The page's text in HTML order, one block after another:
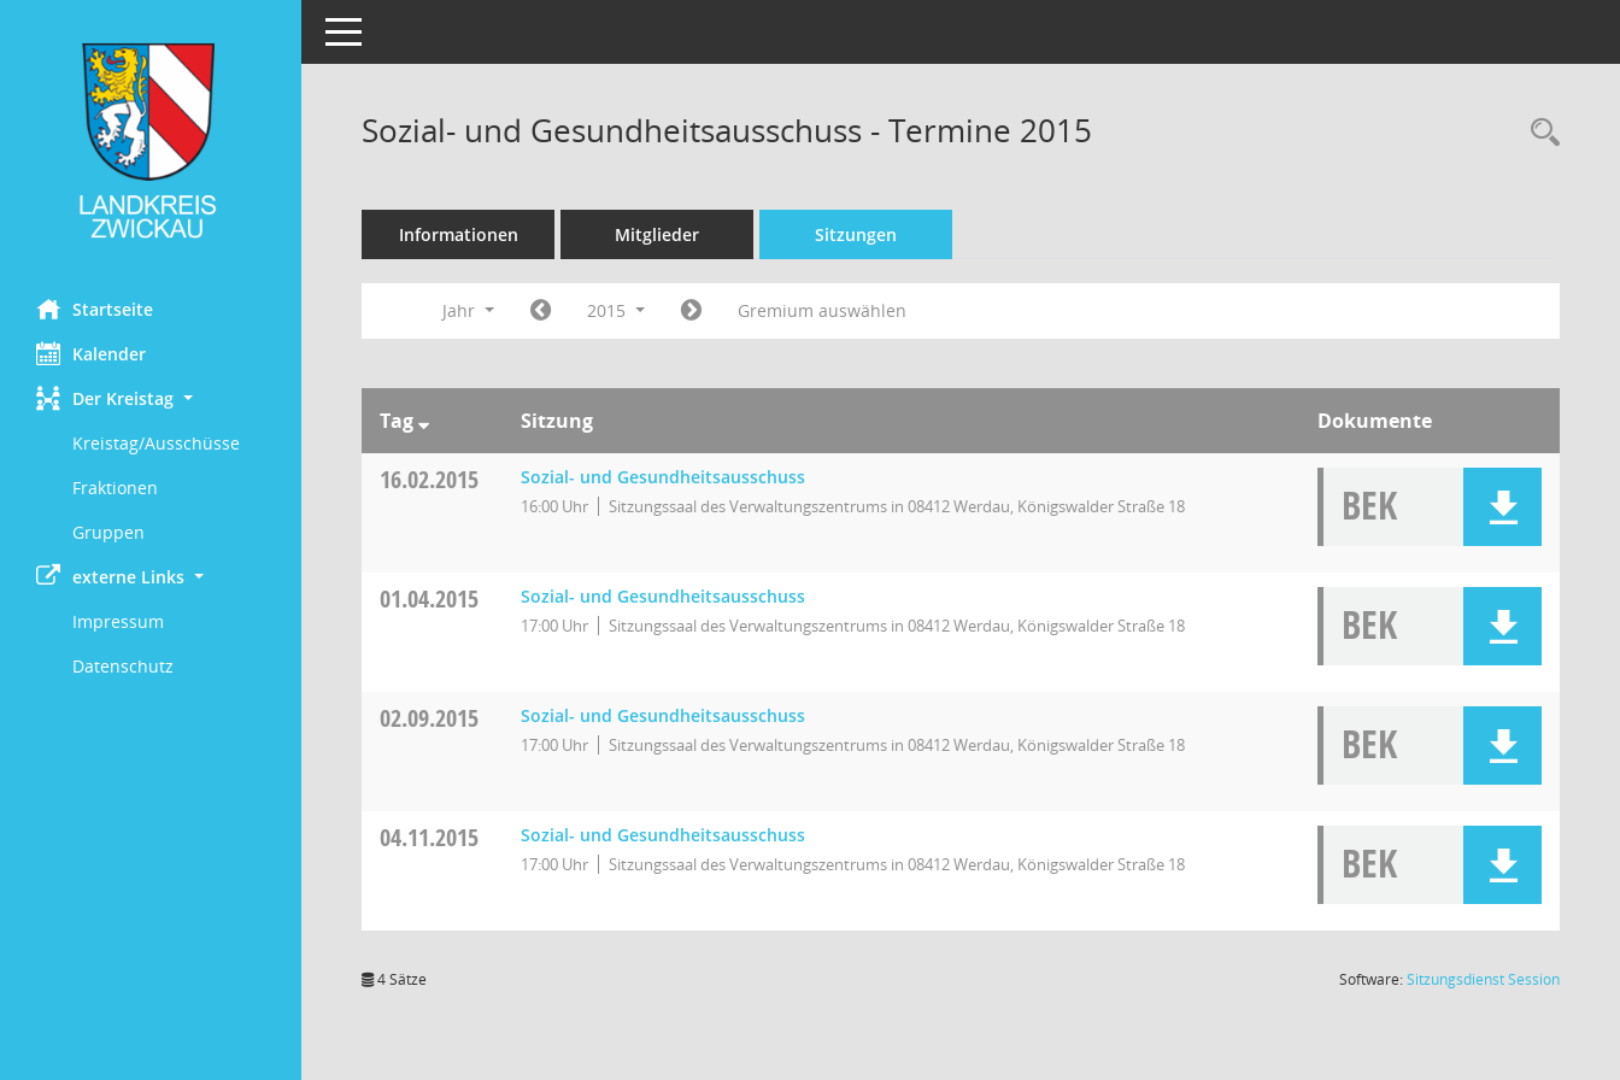
Startseite
Kalender
Der Kreistag
Kreistag/Ausschüsse
Fraktionen
Gruppen
externe Links
Impressum
Datenschutz
Toggle navigation
Sozial- und Gesundheitsausschuss - Termine 2015
Informationen Mitglieder Sitzungen
Jahr 2015 Gremium auswählen
Tag Sitzung Dokumente
16.02.2015 Sozial- und Gesundheitsausschuss
16:00 Uhr Sitzungssaal des Verwaltungszentrums in 08412 Werdau, Königswalder Straße 18 BEK
01.04.2015 Sozial- und Gesundheitsausschuss
17:00 Uhr Sitzungssaal des Verwaltungszentrums in 08412 Werdau, Königswalder Straße 18 BEK
02.09.2015 Sozial- und Gesundheitsausschuss
17:00 Uhr Sitzungssaal des Verwaltungszentrums in 08412 Werdau, Königswalder Straße 18 BEK
04.11.2015 Sozial- und Gesundheitsausschuss
17:00 Uhr Sitzungssaal des Verwaltungszentrums in 08412 Werdau, Königswalder Straße 18 BEK
4 Sätze Software:SitzungsdienstSession(Wird in